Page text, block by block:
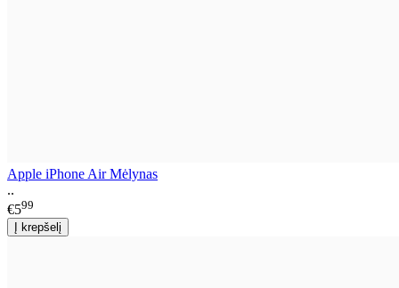
Apple iPhone Air Mėlynas
..
€599